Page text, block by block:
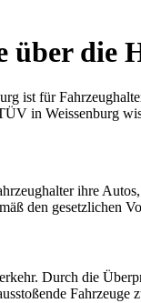
über die
ist für
in Weissenburg
ihre
den gesetzlichen
Durch die
Fahrzeuge